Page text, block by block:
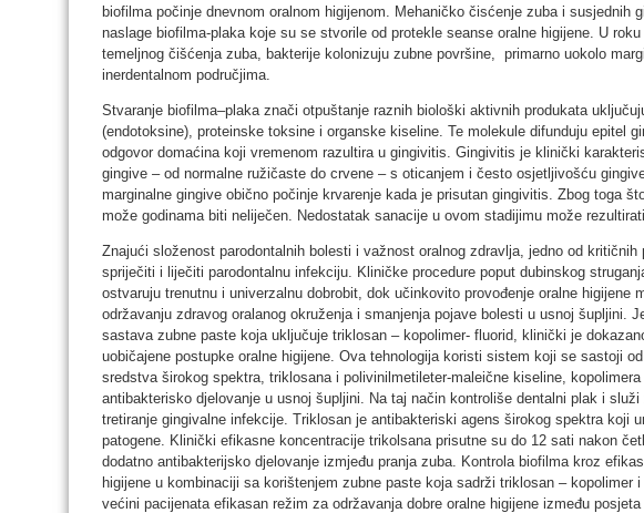
biofilma počinje dnevnom oralnom higijenom. Mehaničko čisćenje zuba i susjednih
naslage biofilma-plaka koje su se stvorile od protekle seanse oralne higijene. U
temeljnog čišćenja zuba, bakterije kolonizuju zubne površine, primarno uokolo
inerdentalnom područjima.
Stvaranje biofilma–plaka znači otpuštanje raznih biološki aktivnih produkata
(endotoksine), proteinske toksine i organske kiseline. Te molekule difunduju epitel
odgovor domaćina koji vremenom razultira u gingivitis. Gingivitis je klinički
gingive – od normalne ružičaste do crvene – s oticanjem i često osjetljivošću
marginalne gingive obično počinje krvarenje kada je prisutan gingivitis. Zbog toga
može godinama biti neliječen. Nedostatak sanacije u ovom stadijimu može
Znajući složenost parodontalnih bolesti i važnost oralnog zdravlja, jedno od kritičnih
spriječiti i liječiti parodontalnu infekciju. Kliničke procedure poput dubinskog
ostvaruju trenutnu i univerzalnu dobrobit, dok učinkovito provođenje oralne higijene
održavanju zdravog oralanog okruženja i smanjenja pojave bolesti u usnoj šupljini.
sastava zubne paste koja uključuje triklosan – kopolimer- fluorid, klinički je
uobičajene postupke oralne higijene. Ova tehnologija koristi sistem koji se sastoji
sredstva širokog spektra, triklosana i polivinilmetileter-maleične kiseline,
antibakterisko djelovanje u usnoj šupljini. Na taj način kontroliše dentalni plak i služi
tretiranje gingivalne infekcije. Triklosan je antibakteriski agens širokog spektra koji
patogene. Klinički efikasne koncentracije trikolsana prisutne su do 12 sati nakon
dodatno antibakterijsko djelovanje izmjeđu pranja zuba. Kontrola biofilma kroz
higijene u kombinaciji sa korištenjem zubne paste koja sadrži triklosan – kopolimer
većini pacijenata efikasan režim za održavanja dobre oralne higijene između